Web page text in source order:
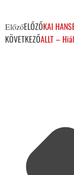
ElőzőELŐZŐKAI
KÖVETKEZŐALLT –